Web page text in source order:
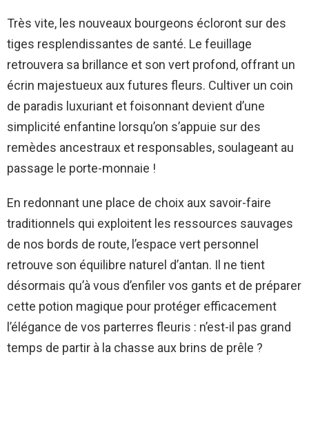
Très vite, les nouveaux bourgeons écloront sur des
tiges resplendissantes de santé. Le feuillage
retrouvera sa brillance et son vert profond, offrant un
écrin majestueux aux futures fleurs. Cultiver un coin
de paradis luxuriant et foisonnant devient d’une
simplicité enfantine lorsqu’on s’appuie sur des
remèdes ancestraux et responsables, soulageant au
passage le porte-monnaie !
En redonnant une place de choix aux savoir-faire
traditionnels qui exploitent les ressources sauvages
de nos bords de route, l’espace vert personnel
retrouve son équilibre naturel d’antan. Il ne tient
désormais qu’à vous d’enfiler vos gants et de préparer
cette potion magique pour protéger efficacement
l’élégance de vos parterres fleuris : n’est-il pas grand
temps de partir à la chasse aux brins de prêle ?